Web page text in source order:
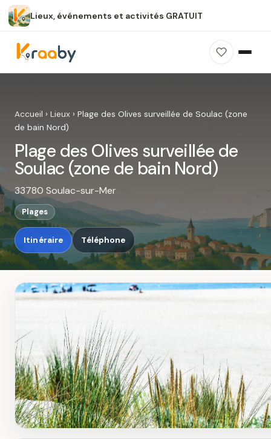
Lieux, événements et activités GRATUIT
Photos, avis, carte et accès : découvrez ce
Ouvrir dans Kraaby
Accueil › Lieux › Plage des Olives surveillée de Soulac (zone
de bain Nord)
Plage des Olives surveillée de
Soulac (zone de bain Nord)
33780 Soulac-sur-Mer
Plages
Itinéraire Téléphone